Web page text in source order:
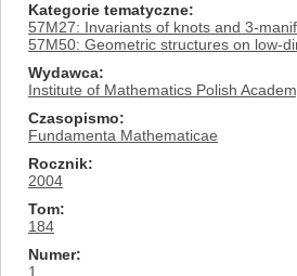
Kategorie tematyczne
57M27: Invariants of knots and 3-
57M50: Geometric structures on low-
Wydawca
Institute of Mathematics Polish
Czasopismo
Fundamenta Mathematicae
Rocznik
2004
Tom
184
Numer
1